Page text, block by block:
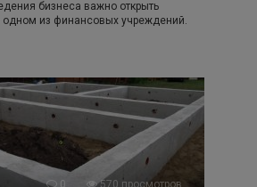
бизнеса важно открыть
одном из финансовых учреждений.
0 570 просмотров